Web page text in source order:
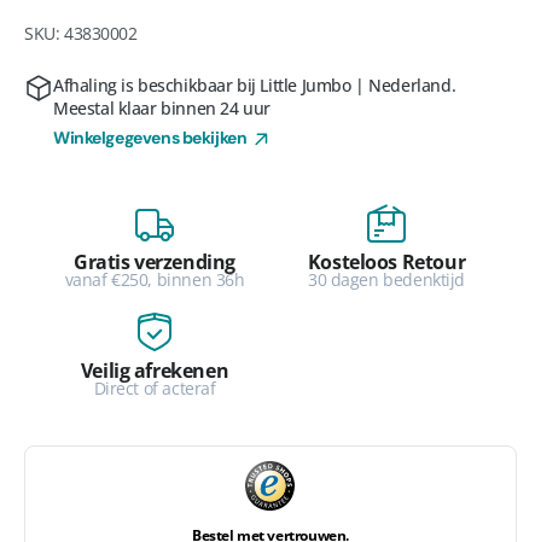
Transportframe
RSS
dak
compact
dak
compact
SKU: 43830002
Afhaling is beschikbaar bij Little Jumbo | Nederland.
Meestal klaar binnen 24 uur
Winkelgegevens bekijken
Gratis verzending
vanaf €250, binnen 36h
Kosteloos Retour
30 dagen bedenktijd
Veilig afrekenen
Direct of acteraf